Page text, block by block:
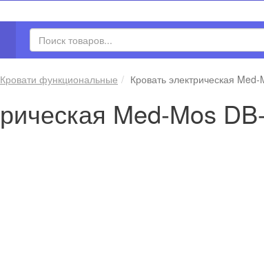
Кровати функциональные Кровать электрическая
Med-Mos